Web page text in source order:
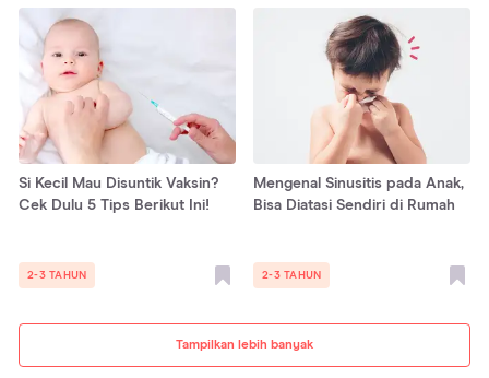
Tampilkan lebih banyak
Si Kecil Mau Disuntik Vaksin?
Cek Dulu 5 Tips Berikut Ini!
2-3 TAHUN
Mengenal Sinusitis pada Anak,
Bisa Diatasi Sendiri di Rumah
2-3 TAHUN